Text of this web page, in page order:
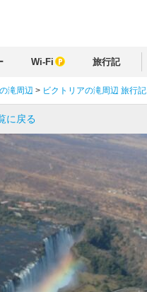
Wi-Fi 旅行記
滝周辺 > ビクトリアの滝周辺 旅行記
に戻る